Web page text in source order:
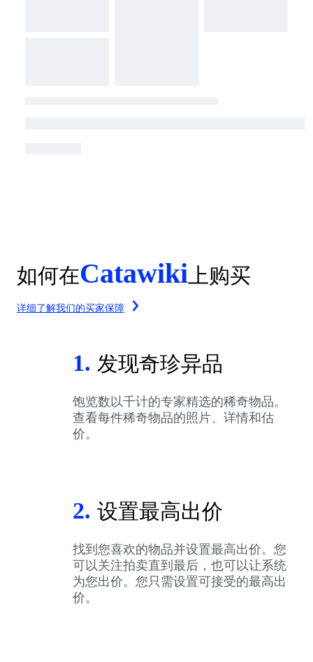
如何在Catawiki 上购买
详细了解我们的买家保障
1. 发现奇珍异品
饱览数以千计的专家精选的稀奇物品。
查看每件稀奇物品的照片、详情和估
价。
2. 设置最高出价
找到您喜欢的物品并设置最高出价。您
可以关注拍卖直到最后，也可以让系统
为您出价。您只需设置可接受的最高出
价。